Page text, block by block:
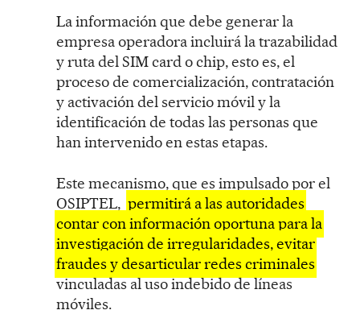
La información que debe generar la
empresa operadora incluirá la trazabilidad
y ruta del SIM card o chip, esto es, el
proceso de comercialización, contratación
y activación del servicio móvil y la
identificación de todas las personas que
han intervenido en estas etapas.
Este mecanismo, que es impulsado por el
OSIPTEL, permitirá a las autoridades
contar con información oportuna para la
investigación de irregularidades, evitar
fraudes y desarticular redes criminales
vinculadas al uso indebido de líneas
móviles.